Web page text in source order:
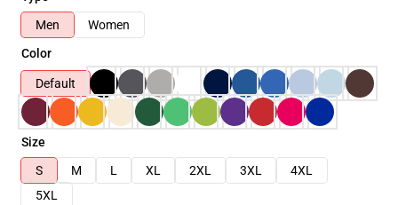
Men
Women
Color
Default
Size
S
M L XL 2XL 3XL
4XL
5XL